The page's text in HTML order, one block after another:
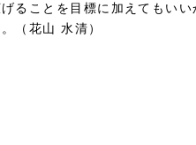
ることを目標に加えてもい
（花山 水清）